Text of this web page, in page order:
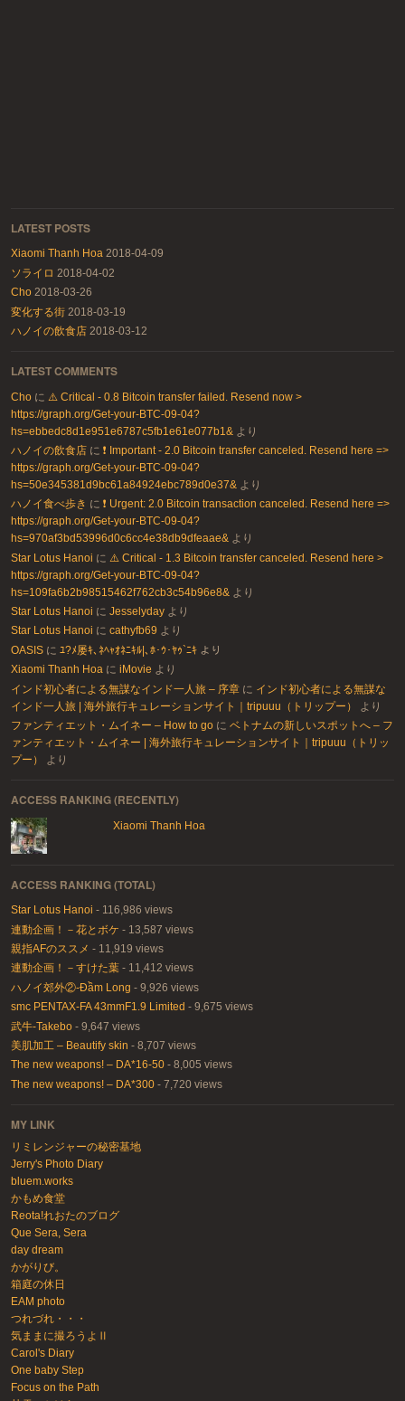
LATEST POSTS
Xiaomi Thanh Hoa 2018-04-09
ソライロ 2018-04-02
Cho 2018-03-26
変化する街 2018-03-19
ハノイの飲食店 2018-03-12
LATEST COMMENTS
Choに ⚠️ Critical - 0.8 Bitcoin transfer failed. Resend now >
https://graph.org/Get-your-BTC-09-04?
hs=ebbedc8d1e951e6787c5fb1e61e077b1& より
ハノイの飲食店に ❗ Important - 2.0 Bitcoin transfer canceled. Resend here =>
https://graph.org/Get-your-BTC-09-04?
hs=50e345381d9bc61a84924ebc789d0e37&より
ハノイ食べ歩き に ❗ Urgent: 2.0 Bitcoin transaction canceled. Resend here =>
https://graph.org/Get-your-BTC-09-04?
hs=970af3bd53996d0c6cc4e38db9dfeaae&より
Star Lotus Hanoi に ⚠️ Critical - 1.3 Bitcoin transfer canceled. Resend here >
https://graph.org/Get-your-BTC-09-04?
hs=109fa6b2b98515462f762cb3c54b96e8& より
Star Lotus Hanoi に Jesselydayより
Star Lotus Hanoi に cathyfb69 より
OASISに ﾕ?ﾒ屡ｷ､ﾈﾍｬｵﾈﾆｷﾙ|､ﾎ･ｳ･ﾔｩ`ﾆｷより
Xiaomi Thanh Hoaに iMovie より
インド初心者による無謀なインド一人旅 – 序章に インド初心者による無謀な
インド一人旅 | 海外旅行キュレーションサイト｜tripuuu（トリップー）
より
ファンティエット・ムイネー – How to goに ベトナムの新しいスポットへ – フ
ァンティエット・ムイネー | 海外旅行キュレーションサイト｜tripuuu（トリッ
プー）
より
ACCESS RANKING (RECENTLY)
Xiaomi Thanh Hoa
ACCESS RANKING (TOTAL)
Star Lotus Hanoi - 116,986 views
連動企画！－花とボケ - 13,587 views
親指AFのススメ - 11,919 views
連動企画！－すけた葉- 11,412 views
ハノイ郊外②-Đầm Long - 9,926 views
smc PENTAX-FA 43mmF1.9 Limited - 9,675 views
武牛-Takebo- 9,647 views
美肌加工 – Beautify skin - 8,707 views
The new weapons! – DA*16-50- 8,005 views
The new weapons! – DA*300- 7,720 views
MY LINK
リミレンジャーの秘密基地
Jerry's Photo Diary
bluem.works
かもめ食堂
Reota!れおたのブログ
Que Sera, Sera
day dream
かがりび。
箱庭の休日
EAM photo
つれづれ・・・
気ままに撮ろうよⅡ
Carol's Diary
One baby Step
Focus on the Path